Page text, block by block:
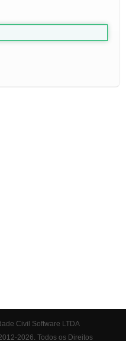
Civil Software LTDA
2026. Todos os Direitos